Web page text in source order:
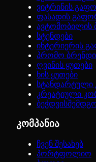
ვიტრინის
ფასადის
ავტომობილის
სტენდები
ინტერიერის
პრომო
ღვინის ყუთები
ხის ყუთები
სტანდარტული
კრეატიული
კომპანია
ჩვენ შესახებ
პორტფოლიო